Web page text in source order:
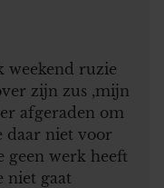
weekend ruzie
zijn zus ,mijn
afgeraden om
daar niet voor
geen werk heeft
niet gaat